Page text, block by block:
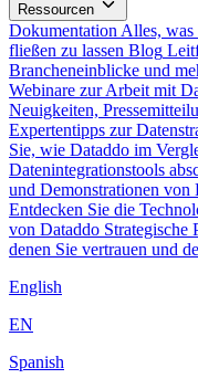
Ressourcen
Dokumentation Alles, was
fließen zu lassen Blog
Brancheneinblicke und
Webinare zur Arbeit mit
Neuigkeiten,
Expertentipps zur
Sie, wie Dataddo im
Datenintegrationstools
und Demonstrationen von
Entdecken Sie die
von Dataddo Strategische
denen Sie vertrauen und
English
EN
Spanish